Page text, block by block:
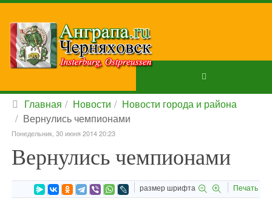
Главная Новости
Новости города и района
Вернулись чемпионами
Понедельник, 30 июня 2014 20:23
Вернулись чемпионами
размер шрифта Печать